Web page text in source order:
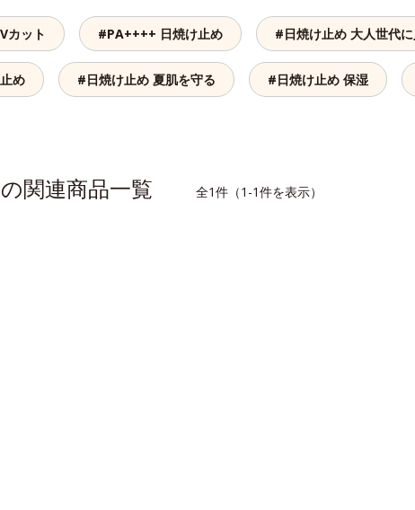
カット #PA++++ 日焼け止め #日焼け止め 大人世代
め #日焼け止め 夏肌を守る #日焼け止め 保湿
関連商品一覧 全1件（1-1件を表示）